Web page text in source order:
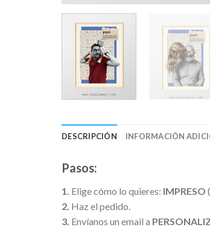
DESCRIPCIÓN INFORMACIÓN
Pasos:
1. Elige cómo lo quieres: IMPRESO
2. Haz el pedido.
3. Envíanos un email a